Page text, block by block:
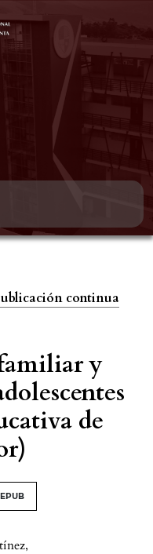
El idioma actual es:
continua
y
de
EPUB
,